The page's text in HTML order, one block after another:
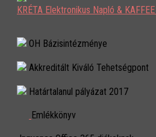
KRÉTA Elektronikus Napló &
OH Bázisintézménye
Akkreditált Kiváló Tehetségpont
Határtalanul pályázat 2017
Emlékkönyv